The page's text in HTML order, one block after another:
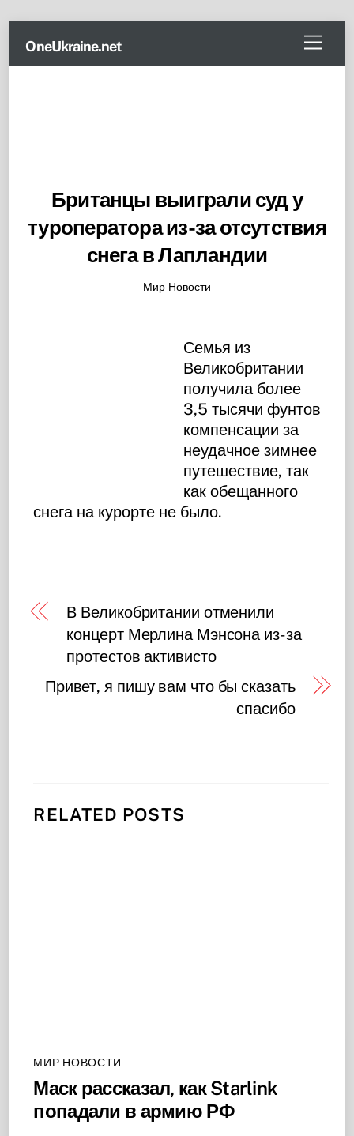
content
Menu
OneUkraine.net
Британцы выиграли суд у
туроператора из-за отсутствия
снега в Лапландии
Мир Новости
Семья из
Великобритании
получила более
3,5 тысячи фунтов
компенсации за
неудачное зимнее
путешествие, так
как обещанного
снега на курорте не было.
В Великобритании отменили
концерт Мерлина Мэнсона из-за
протестов активисто
Привет, я пишу вам что бы сказать
спасибо
RELATED POSTS
МИР НОВОСТИ
Маск рассказал, как Starlink
попадали в армию РФ